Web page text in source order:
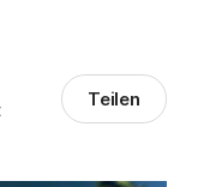
Teilen